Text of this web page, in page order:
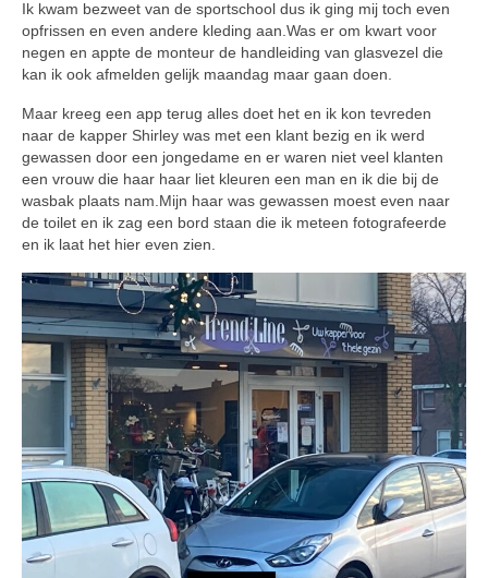
Ik kwam bezweet van de sportschool dus ik ging mij toch even
opfrissen en even andere kleding aan.Was er om kwart voor
negen en appte de monteur de handleiding van glasvezel die
kan ik ook afmelden gelijk maandag maar gaan doen.
Maar kreeg een app terug alles doet het en ik kon tevreden
naar de kapper Shirley was met een klant bezig en ik werd
gewassen door een jongedame en er waren niet veel klanten
een vrouw die haar haar liet kleuren een man en ik die bij de
wasbak plaats nam.Mijn haar was gewassen moest even naar
de toilet en ik zag een bord staan die ik meteen fotografeerde
en ik laat het hier even zien.